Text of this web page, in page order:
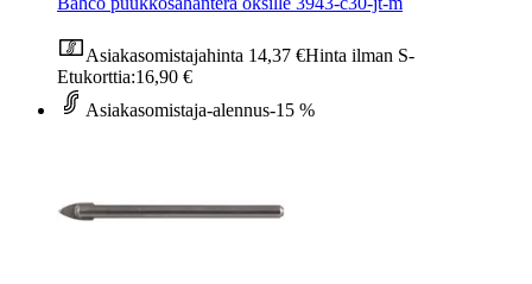
Asiakasomistajahinta 14,37 €Hinta ilman S-
Etukorttia:16,90 €
Asiakasomistaja-alennus-15 %